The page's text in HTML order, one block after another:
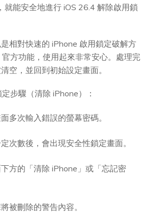
就能安全地進行 iOS 26.4 解除啟用鎖
相對快速的 iPhone 啟用鎖定破解方
方功能，使用起來非常安心。處理完
空，並回到初始設定畫面。
步驟（清除 iPhone）：
多次輸入錯誤的螢幕密碼。
次數後，會出現安全性鎖定畫面。
方的「清除 iPhone」或「忘記密
被刪除的警告內容。